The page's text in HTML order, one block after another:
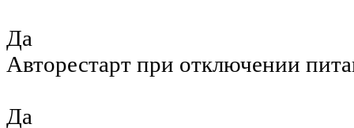
Да
Авторестарт при отключении
Да